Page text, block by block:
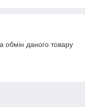
обмін даного товару